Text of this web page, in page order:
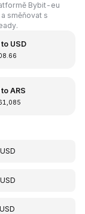
Bybit-eu
směňovat s
USD
ARS
USD
USD
USD